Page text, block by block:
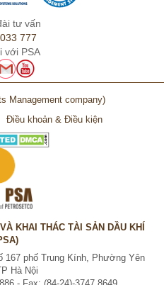
tư vấn
777
với PSA
Management company)
Điều khoản & Điều kiện
KHAI THÁC TÀI SẢN DẦU KHÍ
167 phố Trung Kính, Phường Yên
Hà Nội